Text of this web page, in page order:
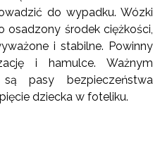
do wypadku. Wózki
osadzony środek ciężkości,
i stabilne. Powinny
i hamulce. Ważnym
pasy bezpieczeństwa
dziecka w foteliku.